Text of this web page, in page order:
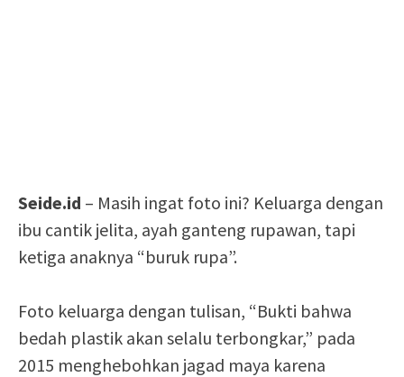
Seide.id – Masih ingat foto ini? Keluarga dengan
ibu cantik jelita, ayah ganteng rupawan, tapi
ketiga anaknya “buruk rupa”.
Foto keluarga dengan tulisan, “Bukti bahwa
bedah plastik akan selalu terbongkar,” pada
2015 menghebohkan jagad maya karena